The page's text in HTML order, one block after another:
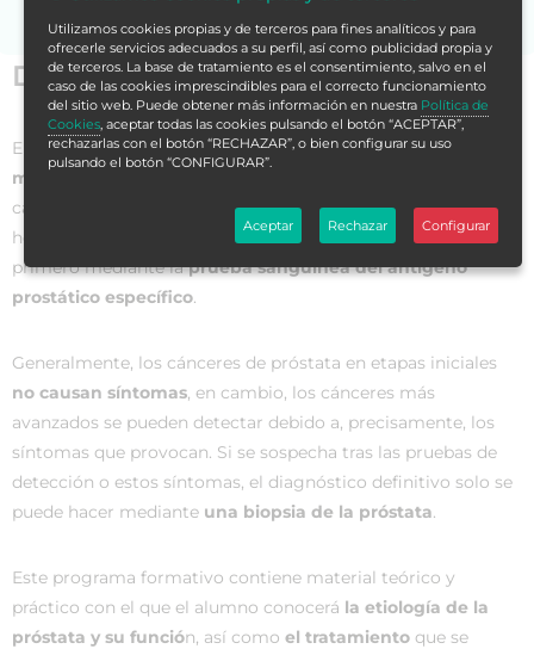
Datos generales
El cáncer de próstataes uno de losproblemas de salud
más importantes
causa de muerte en varones por patología oncológica. De
hecho, la mayoría de los cánceres de próstata se detecta
primero mediante laprueba sanguínea del antígeno
prostático específico.
Generalmente, los cánceres de próstata en etapas iniciales
no causan síntomas, en cambio, los cánceres más
avanzados se pueden detectar debido a, precisamente, los
síntomas que provocan. Si se sospecha tras las pruebas de
detección o estos síntomas, el diagnóstico definitivo solo se
puede hacer mediante una biopsia de la próstata.
Este programa formativo contiene material teórico y
práctico con el que el alumno conocerá la etiología de la
próstata y su función, así como el tratamiento que se
Utilizamos cookies propias y de terceros para fines analíticos y para
ofrecerle servicios adecuados a su perfil, así como publicidad propia y
de terceros. La base de tratamiento es el consentimiento, salvo en el
caso de las cookies imprescindibles para el correcto funcionamiento
del sitio web. Puede obtener más información en nuestra Política de
Cookies, aceptar todas las cookies pulsando el botón “ACEPTAR”,
rechazarlas con el botón “RECHAZAR”, o bien configurar su uso
pulsando el botón “CONFIGURAR”.
Aceptar Rechazar Configurar